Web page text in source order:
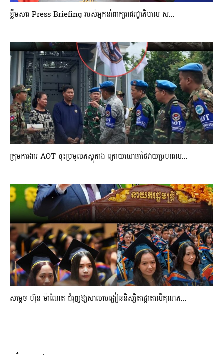
ខ្លឹមសារ Press Briefing របស់អ្នកនាំពាក្យរាជរដ្ឋាភិបាល ស...
ក្រុមការងារ AOT ចុះប្រមូលភស្តុតាង ក្រោយយោធាថៃវាយប្រហារល...
សម្តេច ហ៊ុន ម៉ាណែត ជំរុញឱ្យសាលាបង្រៀននិស្សិតផ្តោតលើគុណភ...